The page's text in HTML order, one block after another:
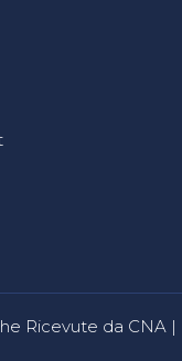
Ricevute da CNA |